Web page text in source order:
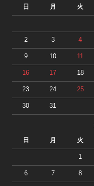
日 月 火
2 3 4
9 10 11
16 17 18
23 24 25
30 31
日 月 火
1
6 7 8